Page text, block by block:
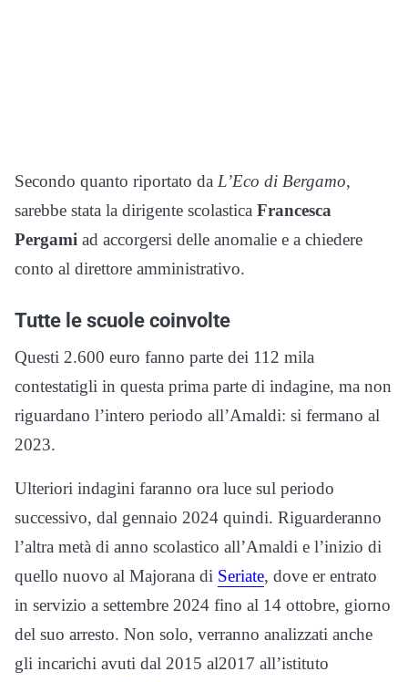
Secondo quanto riportato da L’Eco di Bergamo,
sarebbe stata la dirigente scolastica Francesca
Pergami ad accorgersi delle anomalie e a chiedere
conto al direttore amministrativo.
Tutte le scuole coinvolte
Questi 2.600 euro fanno parte dei 112 mila
contestatigli in questa prima parte di indagine, ma non
riguardano l’intero periodo all’Amaldi: si fermano al
2023.
Ulteriori indagini faranno ora luce sul periodo
successivo, dal gennaio 2024 quindi. Riguarderanno
l’altra metà di anno scolastico all’Amaldi e l’inizio di
quello nuovo al Majorana di Seriate, dove er entrato
in servizio a settembre 2024 fino al 14 ottobre, giorno
del suo arresto. Non solo, verranno analizzati anche
gli incarichi avuti dal 2015 al2017 all’istituto